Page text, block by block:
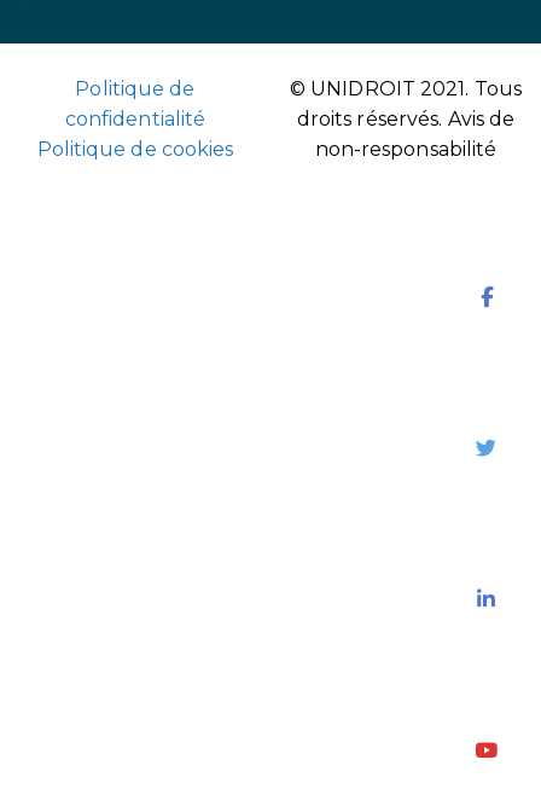
Politique de
confidentialité
Politique de cookies
© UNIDROIT 2021. Tous
droits réservés. Avis de
non-responsabilité